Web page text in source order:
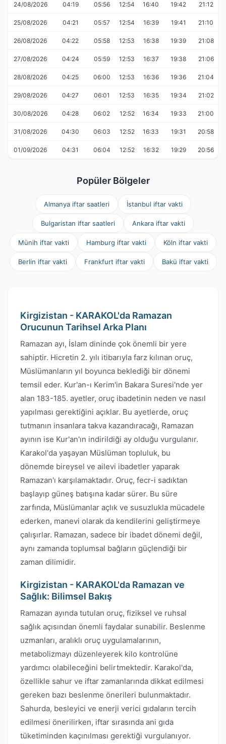
24/08/2026 04:19 05:56 12:54 16:40 19:42 21:12
25/08/2026 04:21 05:57 12:54 16:39 19:41 21:10
26/08/2026 04:22 05:58 12:53 16:38 19:39 21:08
27/08/2026 04:24 05:59 12:53 16:37 19:38 21:06
28/08/2026 04:25 06:00 12:53 16:36 19:36 21:04
29/08/2026 04:27 06:01 12:53 16:35 19:34 21:02
30/08/2026 04:28 06:02 12:52 16:34 19:33 21:00
31/08/2026 04:30 06:03 12:52 16:33 19:31 20:58
01/09/2026 04:31 06:04 12:52 16:32 19:29 20:56
Popüler Bölgeler
Almanya iftar saatleri İstanbul iftar vakti
Bulgaristan iftar saatleri Ankara iftar vakti
Münih iftar vakti Hamburg iftar vakti Köln iftar vakti
Berlin iftar vakti Frankfurt iftar vakti Bakü iftar vakti
Kirgizistan - KARAKOL'da Ramazan
Orucunun Tarihsel Arka Planı
Ramazan ayı, İslam dininde çok önemli bir yere
sahiptir. Hicretin 2. yılı itibarıyla farz kılınan oruç,
Müslümanların yıl boyunca beklediği bir dönemi
temsil eder. Kur'an-ı Kerim'in Bakara Suresi'nde yer
alan 183-185. ayetler, oruç ibadetinin neden ve nasıl
yapılması gerektiğini açıklar. Bu ayetlerde, oruç
tutmanın insanlara takva kazandıracağı, Ramazan
ayının ise Kur'an'ın indirildiği ay olduğu vurgulanır.
Karakol'da yaşayan Müslüman topluluk, bu
dönemde bireysel ve ailevi ibadetler yaparak
Ramazan'ı karşılamaktadır. Oruç, fecr-i sadıktan
başlayıp güneş batışına kadar sürer. Bu süre
zarfında, Müslümanlar açlık ve susuzlukla mücadele
ederken, manevi olarak da kendilerini geliştirmeye
çalışırlar. Ramazan, sadece bir ibadet dönemi değil,
aynı zamanda toplumsal bağların güçlendiği bir
zaman dilimidir.
Kirgizistan - KARAKOL'da Ramazan ve
Sağlık: Bilimsel Bakış
Ramazan ayında tutulan oruç, fiziksel ve ruhsal
sağlık açısından önemli faydalar sunabilir. Beslenme
uzmanları, aralıklı oruç uygulamalarının,
metabolizmayı düzenleyerek kilo kontrolüne
yardımcı olabileceğini belirtmektedir. Karakol'da,
özellikle sahur ve iftar zamanlarında dikkat edilmesi
gereken bazı beslenme önerileri bulunmaktadır.
Sahurda, besleyici ve enerji verici gıdaların tercih
edilmesi önerilirken, iftar sırasında ani gıda
tüketiminden kaçınılması gerektiği vurgulanıyor.